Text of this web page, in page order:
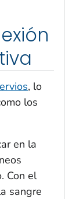
, lo
los
en la
Con el
sangre